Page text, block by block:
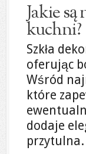
Jakie
kuchni?
Szkła
oferując
Wśród
które
dodaje
przytulna.